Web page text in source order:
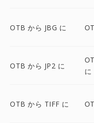
OTB から JBG に
OTB から JP2 に
に
OTB から TIFF に